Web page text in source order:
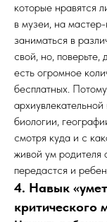
которые нравятся
в музеи, на
заниматься в
свой, но,
есть огромное
бесплатных.
биологии,
смотря куда и с
живой ум родителя
передастся и
4. Навык
критического